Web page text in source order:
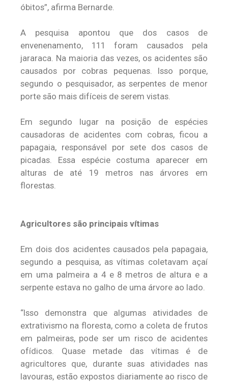
óbitos”, afirma Bernarde.
A pesquisa apontou que dos casos de
envenenamento, 111 foram causados pela
jararaca. Na maioria das vezes, os acidentes são
causados por cobras pequenas. Isso porque,
segundo o pesquisador, as serpentes de menor
porte são mais difíceis de serem vistas.
Em segundo lugar na posição de espécies
causadoras de acidentes com cobras, ficou a
papagaia, responsável por sete dos casos de
picadas. Essa espécie costuma aparecer em
alturas de até 19 metros nas árvores em
florestas.
Agricultores são principais vítimas
Em dois dos acidentes causados pela papagaia,
segundo a pesquisa, as vítimas coletavam açaí
em uma palmeira a 4 e 8 metros de altura e a
serpente estava no galho de uma árvore ao lado.
“Isso demonstra que algumas atividades de
extrativismo na floresta, como a coleta de frutos
em palmeiras, pode ser um risco de acidentes
ofídicos. Quase metade das vítimas é de
agricultores que, durante suas atividades nas
lavouras, estão expostos diariamente ao risco de